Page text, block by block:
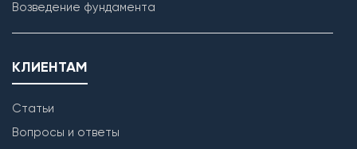
Возведение фундамента
КЛИЕНТАМ
Статьи
Вопросы и ответы